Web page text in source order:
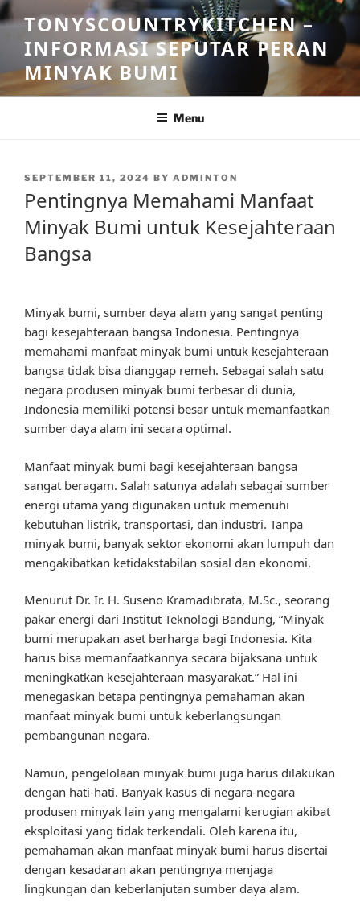
Skip
to
content
TONYSCOUNTRYKITCHEN –
INFORMASI SEPUTAR PERAN
MINYAK BUMI
Menu
POSTED
SEPTEMBER 11, 2024 BY ADMINTON
Pentingnya Memahami Manfaat
Minyak Bumi untuk Kesejahteraan
Bangsa
Minyak bumi, sumber daya alam yang sangat penting
bagi kesejahteraan bangsa Indonesia. Pentingnya
memahami manfaat minyak bumi untuk kesejahteraan
bangsa tidak bisa dianggap remeh. Sebagai salah satu
negara produsen minyak bumi terbesar di dunia,
Indonesia memiliki potensi besar untuk memanfaatkan
sumber daya alam ini secara optimal.
Manfaat minyak bumi bagi kesejahteraan bangsa
sangat beragam. Salah satunya adalah sebagai sumber
energi utama yang digunakan untuk memenuhi
kebutuhan listrik, transportasi, dan industri. Tanpa
minyak bumi, banyak sektor ekonomi akan lumpuh dan
mengakibatkan ketidakstabilan sosial dan ekonomi.
Menurut Dr. Ir. H. Suseno Kramadibrata, M.Sc., seorang
pakar energi dari Institut Teknologi Bandung, “Minyak
bumi merupakan aset berharga bagi Indonesia. Kita
harus bisa memanfaatkannya secara bijaksana untuk
meningkatkan kesejahteraan masyarakat.” Hal ini
menegaskan betapa pentingnya pemahaman akan
manfaat minyak bumi untuk keberlangsungan
pembangunan negara.
Namun, pengelolaan minyak bumi juga harus dilakukan
dengan hati-hati. Banyak kasus di negara-negara
produsen minyak lain yang mengalami kerugian akibat
eksploitasi yang tidak terkendali. Oleh karena itu,
pemahaman akan manfaat minyak bumi harus disertai
dengan kesadaran akan pentingnya menjaga
lingkungan dan keberlanjutan sumber daya alam.